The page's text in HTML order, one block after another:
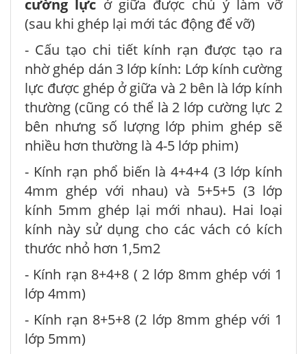
cường lực ở giữa được chủ ý làm vỡ
(sau khi ghép lại mới tác động để vỡ)
- Cấu tạo chi tiết kính rạn được tạo ra
nhờ ghép dán 3 lớp kính: Lớp kính cường
lực được ghép ở giữa và 2 bên là lớp kính
thường (cũng có thể là 2 lớp cường lực 2
bên nhưng số lượng lớp phim ghép sẽ
nhiều hơn thường là 4-5 lớp phim)
- Kính rạn phổ biến là 4+4+4 (3 lớp kính
4mm ghép với nhau) và 5+5+5 (3 lớp
kính 5mm ghép lại mới nhau). Hai loại
kính này sử dụng cho các vách có kích
thước nhỏ hơn 1,5m2
- Kính rạn 8+4+8 ( 2 lớp 8mm ghép với 1
lớp 4mm)
- Kính rạn 8+5+8 (2 lớp 8mm ghép với 1
lớp 5mm)